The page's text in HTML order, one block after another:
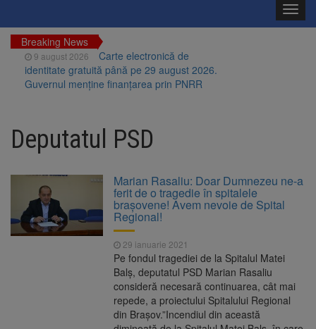
Breaking News
9 august 2026
Carte electronică de
identitate gratuită până pe 29 august 2026.
Guvernul menține finanțarea prin PNRR
Brașovului vor fi restaurate. Contractul de
finanțare a fost semnat
propriul record mondial. Betty Bromage a
zburat din nou pe aripa unui avion
9 august 2026
Avocații fraților Andrew și
Tristan Tate cer eliberarea lor pe cauțiune în
Se schimbă examenul de
medic specialist. Subiecte unice în toată țara,
aceeași oră și același barem
Deputatul PSD
Marian Rasaliu: Doar Dumnezeu ne-a
ferit de o tragedie în spitalele
brașovene! Avem nevoie de Spital
Regional!
29 ianuarie 2021
Pe fondul tragediei de la Spitalul Matei
Balș, deputatul PSD Marian Rasaliu
consideră necesară continuarea, cât mai
repede, a proiectului Spitalului Regional
din Brașov.”Incendiul din această